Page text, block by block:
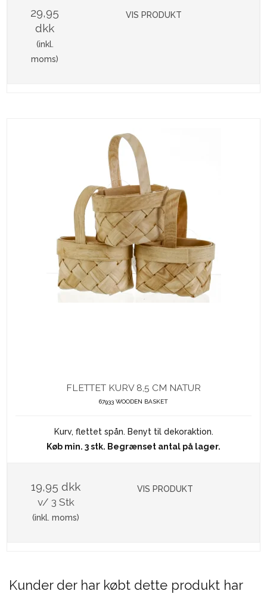
29,95
dkk
(inkl.
moms)
VIS PRODUKT
FLETTET KURV 8,5 CM NATUR
67933 WOODEN BASKET
Kurv, flettet spån. Benyt til dekoraktion.
Køb min. 3 stk. Begrænset antal på lager.
19,95 dkk
v/ 3 Stk
(inkl. moms)
VIS PRODUKT
Kunder der har købt dette produkt har